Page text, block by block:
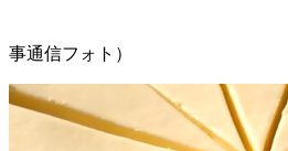
事通信フォト）